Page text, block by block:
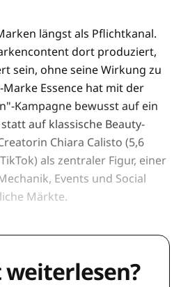
längst als Pflichtkanal.
dort produziert,
sein, ohne seine Wirkung zu
Essence hat mit der
Kampagne bewusst auf ein
auf klassische Beauty-
Chiara Calisto (5,6
als zentraler Figur, einer
Events und Social
Märkte.